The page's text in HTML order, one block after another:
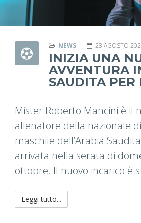
NEWS 28 AGOSTO
INIZIA UNA
AVVENTURA
SAUDITA PER
Mister Roberto Mancini è il
allenatore della nazionale
maschile dell’Arabia
arrivata nella serata di
ottobre. Il nuovo incarico è
Leggi tutto...